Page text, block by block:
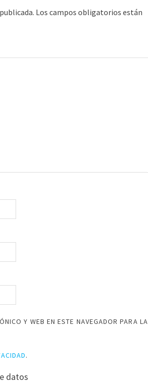
Los campos obligatorios están
Y WEB EN ESTE NAVEGADOR PARA LA
.
datos